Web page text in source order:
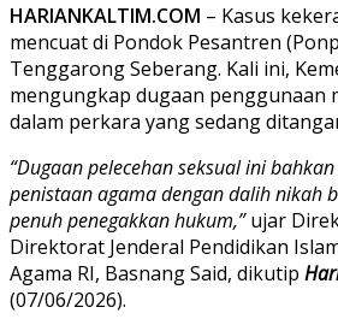
HARIANKALTIM.COM – Kasus
mencuat di Pondok Pesantren
Tenggarong Seberang. Kali ini,
mengungkap dugaan penggunaan
dalam perkara yang sedang
“Dugaan pelecehan seksual ini
penistaan agama dengan dalih nikah
penuh penegakkan hukum,”ujar
Direktorat Jenderal Pendidikan
Agama RI, Basnang Said, dikutip
(07/06/2026).